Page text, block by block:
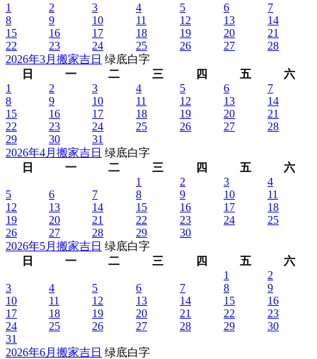
1
2 3 4 5 6
7
8
9 10 11 12 13
14
15
16 17 18 19 20
21
22
23 24 25 26 27
28
2026年3月搬家吉日 绿底白字
日
一 二 三 四 五
六
1
2 3 4 5 6
7
8
9 10 11 12 13
14
15
16 17 18 19 20
21
22
23 24 25 26 27
28
29
30
31
2026年4月搬家吉日 绿底白字
日
一 二 三 四 五
六
1
2 3
4
5
6 7 8 9 10
11
12
13 14 15 16 17
18
19
20 21 22 23 24
25
26
27 28 29
30
2026年5月搬家吉日 绿底白字
日
一 二 三 四 五
六
1
2
3
4 5 6 7 8
9
10
11 12 13 14 15
16
17
18 19 20 21 22
23
24
25 26 27 28 29
30
31
2026年6月搬家吉日 绿底白字